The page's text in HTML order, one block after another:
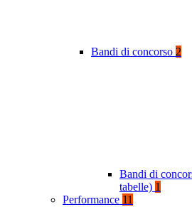
Bandi di concorso 2
Bandi di
tabelle) 1
Performance 11